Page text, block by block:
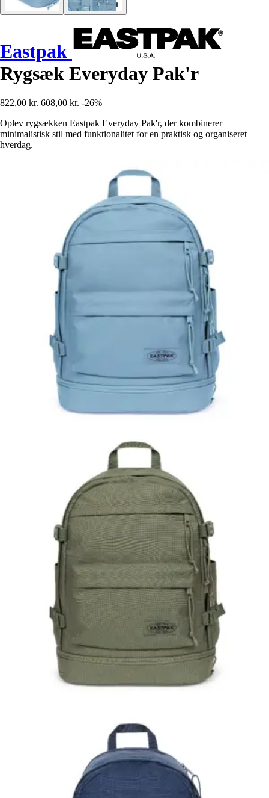
Eastpak
Rygsæk Everyday Pak'r
822,00 kr. 608,00 kr. -26%
Oplev rygsækken Eastpak Everyday Pak'r, der kombinerer
minimalistisk stil med funktionalitet for en praktisk og organiseret
hverdag.